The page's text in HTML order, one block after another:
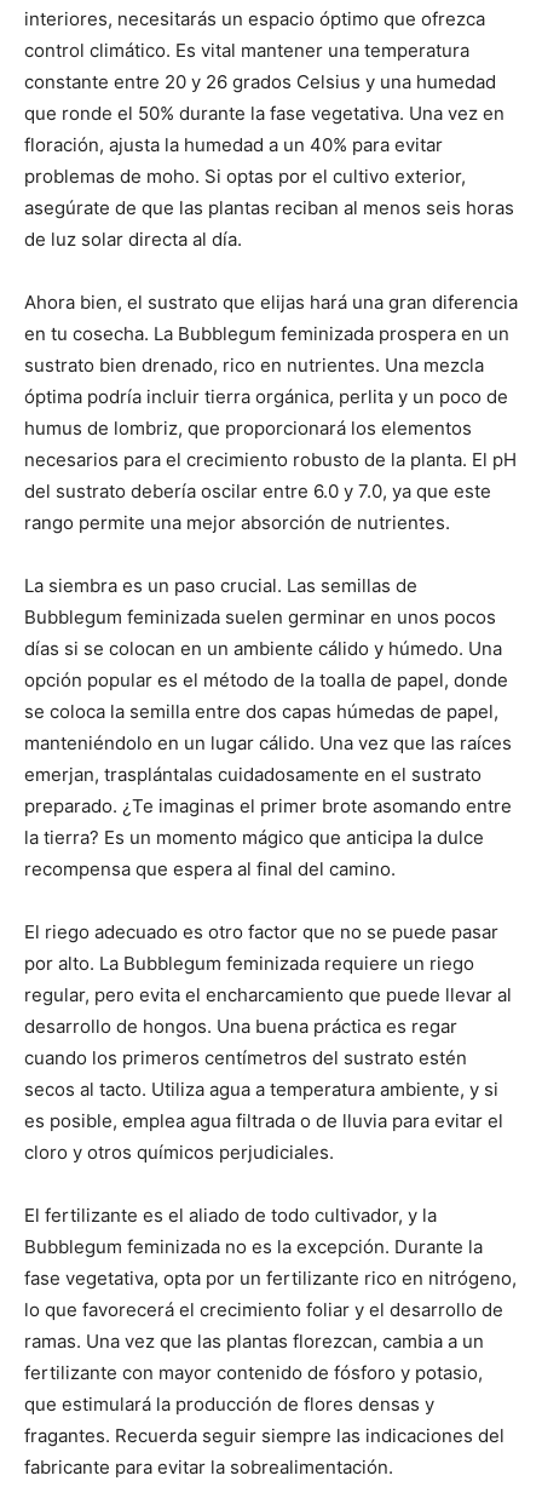
interiores, necesitarás un espacio óptimo que ofrezca
control climático. Es vital mantener una temperatura
constante entre 20 y 26 grados Celsius y una humedad
que ronde el 50% durante la fase vegetativa. Una vez en
floración, ajusta la humedad a un 40% para evitar
problemas de moho. Si optas por el cultivo exterior,
asegúrate de que las plantas reciban al menos seis horas
de luz solar directa al día.
Ahora bien, el sustrato que elijas hará una gran diferencia
en tu cosecha. La Bubblegum feminizada prospera en un
sustrato bien drenado, rico en nutrientes. Una mezcla
óptima podría incluir tierra orgánica, perlita y un poco de
humus de lombriz, que proporcionará los elementos
necesarios para el crecimiento robusto de la planta. El pH
del sustrato debería oscilar entre 6.0 y 7.0, ya que este
rango permite una mejor absorción de nutrientes.
La siembra es un paso crucial. Las semillas de
Bubblegum feminizada suelen germinar en unos pocos
días si se colocan en un ambiente cálido y húmedo. Una
opción popular es el método de la toalla de papel, donde
se coloca la semilla entre dos capas húmedas de papel,
manteniéndolo en un lugar cálido. Una vez que las raíces
emerjan, trasplántalas cuidadosamente en el sustrato
preparado. ¿Te imaginas el primer brote asomando entre
la tierra? Es un momento mágico que anticipa la dulce
recompensa que espera al final del camino.
El riego adecuado es otro factor que no se puede pasar
por alto. La Bubblegum feminizada requiere un riego
regular, pero evita el encharcamiento que puede llevar al
desarrollo de hongos. Una buena práctica es regar
cuando los primeros centímetros del sustrato estén
secos al tacto. Utiliza agua a temperatura ambiente, y si
es posible, emplea agua filtrada o de lluvia para evitar el
cloro y otros químicos perjudiciales.
El fertilizante es el aliado de todo cultivador, y la
Bubblegum feminizada no es la excepción. Durante la
fase vegetativa, opta por un fertilizante rico en nitrógeno,
lo que favorecerá el crecimiento foliar y el desarrollo de
ramas. Una vez que las plantas florezcan, cambia a un
fertilizante con mayor contenido de fósforo y potasio,
que estimulará la producción de flores densas y
fragantes. Recuerda seguir siempre las indicaciones del
fabricante para evitar la sobrealimentación.